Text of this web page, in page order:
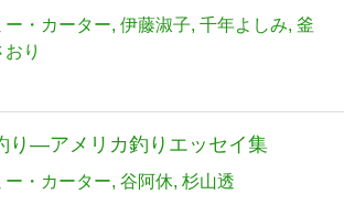
ー・カーター 伊藤淑子 千年よしみ 釜
おり
り―アメリカ釣りエッセイ集
ー・カーター 谷阿休 杉山透